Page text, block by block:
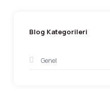
Blog Kategorileri
Genel